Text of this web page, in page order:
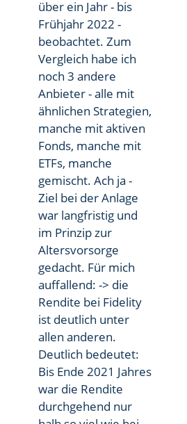
über ein Jahr - bis
Frühjahr 2022 -
beobachtet. Zum
Vergleich habe ich
noch 3 andere
Anbieter - alle mit
ähnlichen Strategien,
manche mit aktiven
Fonds, manche mit
ETFs, manche
gemischt. Ach ja -
Ziel bei der Anlage
war langfristig und
im Prinzip zur
Altersvorsorge
gedacht. Für mich
auffallend: -> die
Rendite bei Fidelity
ist deutlich unter
allen anderen.
Deutlich bedeutet:
Bis Ende 2021 Jahres
war die Rendite
durchgehend nur